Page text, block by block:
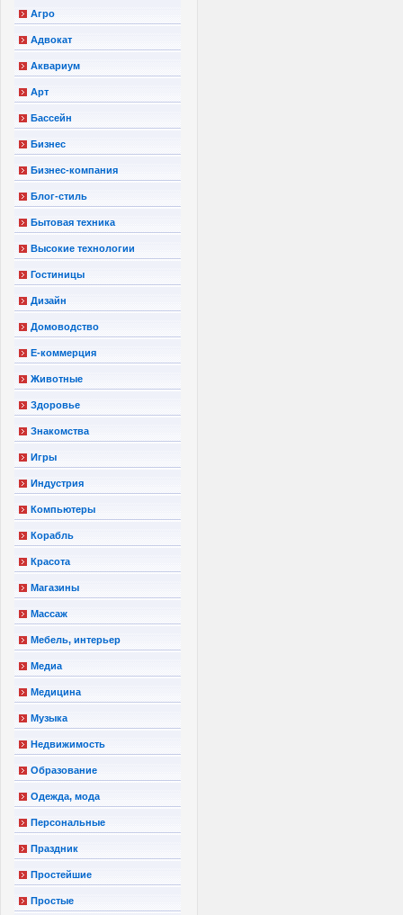
Агро
Адвокат
Аквариум
Арт
Бассейн
Бизнес
Бизнес-компания
Блог-стиль
Бытовая техника
Высокие технологии
Гостиницы
Дизайн
Домоводство
Е-коммерция
Животные
Здоровье
Знакомства
Игры
Индустрия
Компьютеры
Корабль
Красота
Магазины
Массаж
Мебель, интерьер
Медиа
Медицина
Музыка
Недвижимость
Образование
Одежда, мода
Персональные
Праздник
Простейшие
Простые